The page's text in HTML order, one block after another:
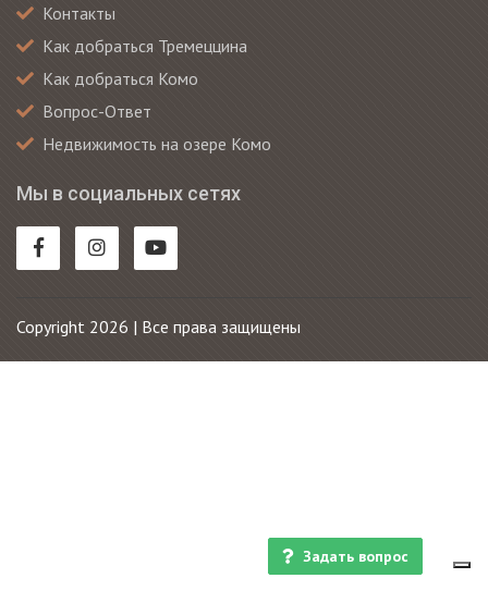
Контакты
Как добраться Тремеццина
Как добраться Комо
Вопрос-Ответ
Недвижимость на озере Комо
Мы в социальных сетях
Copyright 2026 | Все права защищены
Задать вопрос